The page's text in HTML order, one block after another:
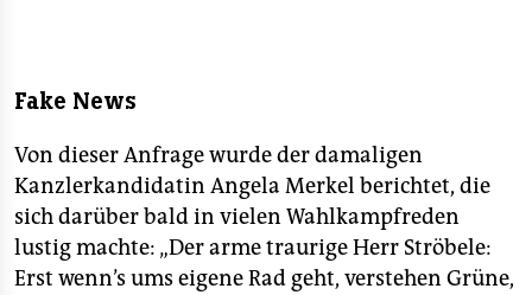
Fake News
Von dieser Anfrage wurde der damaligen
Kanzlerkandidatin Angela Merkel berichtet, die
sich darüber bald in vielen Wahlkampfreden
lustig machte: „Der arme traurige Herr Ströbele:
Erst wenn’s ums eigene Rad geht, verstehen Grüne,